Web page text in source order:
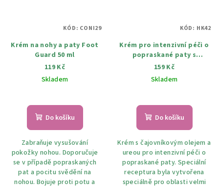
Krém na nohy a paty Foot
Guard 50 ml
119 Kč
Skladem
Do košíku
Zabraňuje vysušování
pokožky nohou. Doporučuje
se v případě popraskaných
pat a pocitu svědění na
nohou. Bojuje proti potu a
KÓD: CONI29
Krém pro intenzivní péči o
popraskané paty s
čajovníkem a ureou 100 ml
159 Kč
Skladem
Do košíku
Krém s čajovníkovým olejem a
ureou pro intenzivní péči o
popraskané paty. Speciální
receptura byla vytvořena
speciálně pro oblasti velmi
KÓD: HK42